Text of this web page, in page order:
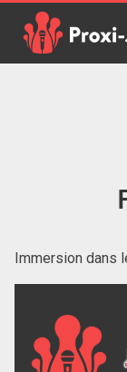
content
Immersion dans